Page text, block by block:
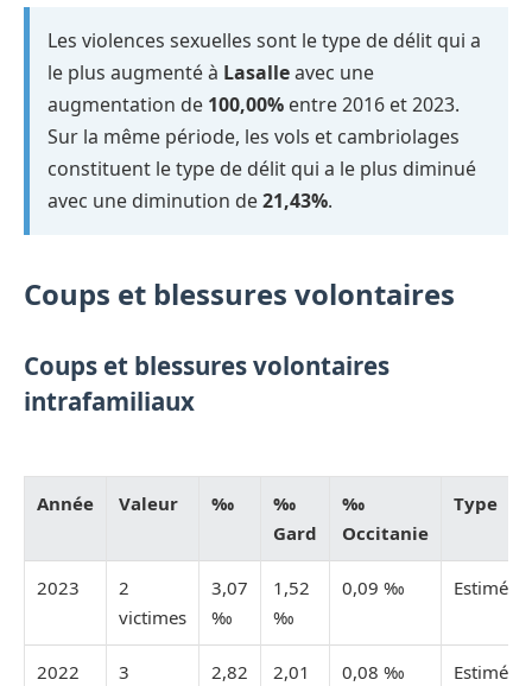
Les violences sexuelles sont le type de délit qui a
le plus augmenté à Lasalleavec une
augmentation de 100,00% entre 2016 et 2023.
Sur la même période, les vols et cambriolages
constituent le type de délit qui a le plus diminué
avec une diminution de21,43%.
Coups et blessures volontaires
Coups et blessures volontaires
intrafamiliaux
Année Valeur ‰
‰
Gard
‰
Occitanie
Type
2023
2
victimes
3,07
‰
1,52
‰
0,09 ‰ Estimée
2022
3
2,82
2,01
0,08 ‰ Estimée